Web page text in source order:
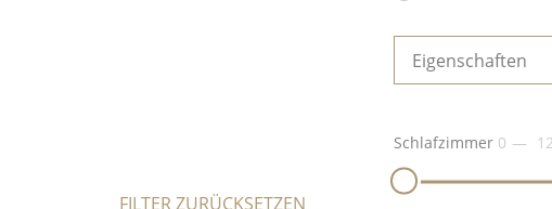
Eigenschaften
Schlafzimmer 0 12
FILTER ZURÜCKSETZEN